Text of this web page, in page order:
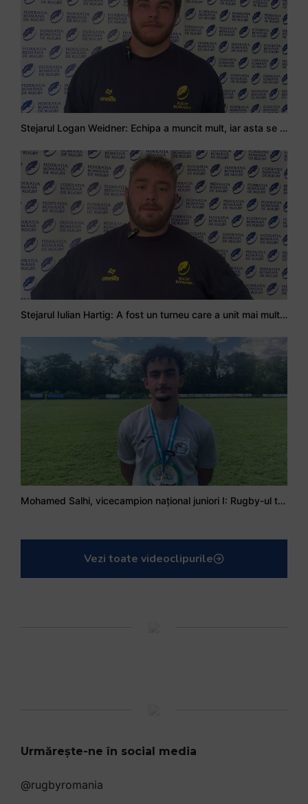
Stejarul Logan Weidner: Echipa a muncit mult, iar asta se va vedea în meciurile de la Nations Cup
Stejarul Iulian Hartig: A fost un turneu care a unit mai mult echipa
Mohamed Salhi, vicecampion național juniori I: Rugby-ul te învață să accepți și înfrângerile
Vezi toate videoclipurile
Urmărește-ne în social media
@rugbyromania